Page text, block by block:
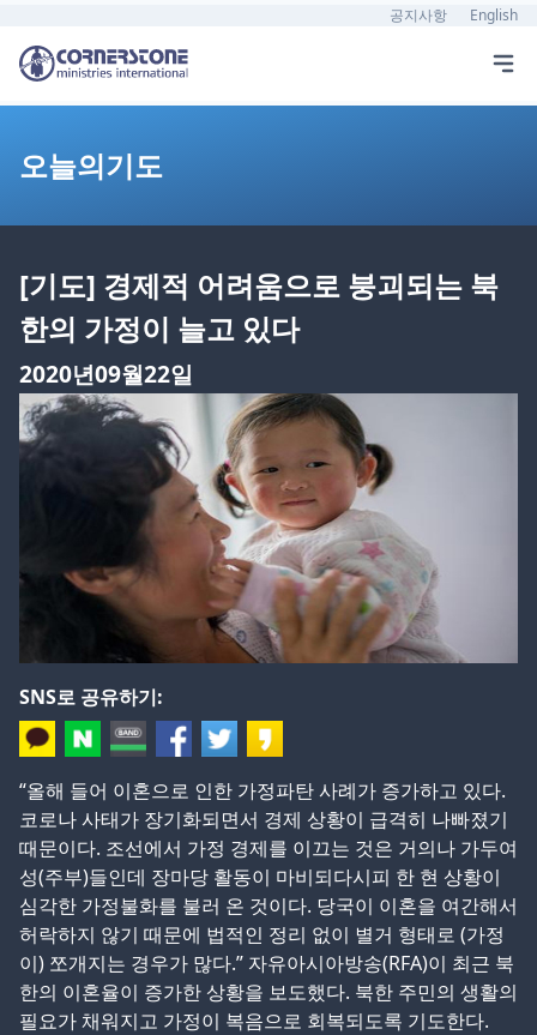
공지사항 English
오늘의기도
[기도] 경제적 어려움으로 붕괴되는 북
한의 가정이 늘고 있다
2020년09월22일
SNS로 공유하기:
“올해 들어 이혼으로 인한 가정파탄 사례가 증가하고 있다.
코로나 사태가 장기화되면서 경제 상황이 급격히 나빠졌기
때문이다. 조선에서 가정 경제를 이끄는 것은 거의나 가두여
성(주부)들인데 장마당 활동이 마비되다시피 한 현 상황이
심각한 가정불화를 불러 온 것이다. 당국이 이혼을 여간해서
허락하지 않기 때문에 법적인 정리 없이 별거 형태로 (가정
이) 쪼개지는 경우가 많다.” 자유아시아방송(RFA)이 최근 북
한의 이혼율이 증가한 상황을 보도했다. 북한 주민의 생활의
필요가 채워지고 가정이 복음으로 회복되도록 기도한다.